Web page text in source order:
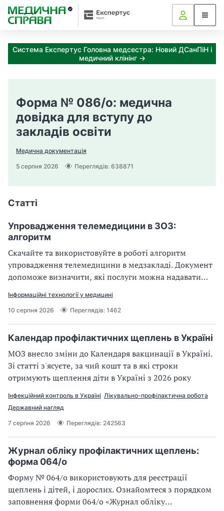
Система Експертус Головна медсестра: Новий ДСанПіН і
медичний клінінг →
Форма № 086/о: медична
довідка для вступу до
закладів освіти
Медична документація
5 серпня 2026 Переглядів: 638871
Статті
Упровадження телемедицини в ЗОЗ:
алгоритм
Скачайте та використовуйте в роботі алгоритм
упровадження телемедицини в медзакладі. Документ
допоможе визначити, які послуги можна надавати
Інформаційні технології у медицині
10 серпня 2026 Переглядів: 1462
Календар профілактичних щеплень в Україні
МОЗ внесло зміни до Календаря вакцинації в Україні.
Зі статті з'ясуєте, за чий кошт та в які строки
отримують щеплення діти в Україні з 2026 року
Інфекційний контроль в Україні Лікувально-профілактична робота
Державний нагляд
7 серпня 2026 Переглядів: 242563
Журнал обліку профілактичних щеплень:
форма 064/о
Форму № 064/о використовують для реєстрації
щеплень і дітей, і дорослих. Ознайомтеся з порядком
заповнення форми 064/о «Журнал обліку
Портал Медична справа
З
а
к
з
т
р
т
и
б
л
и
П
Р